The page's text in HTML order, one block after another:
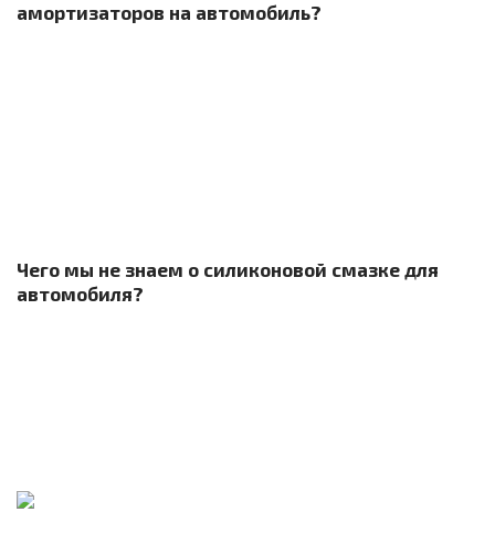
амортизаторов на автомобиль?
Чего мы не знаем о силиконовой смазке для
автомобиля?